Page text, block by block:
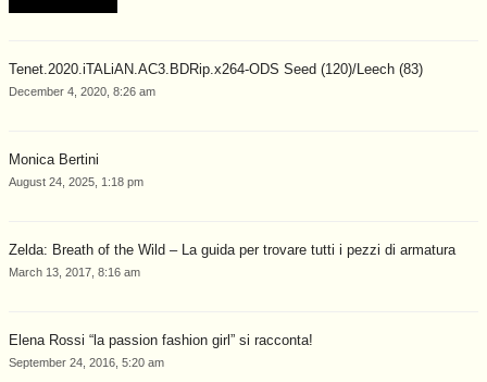
Tenet.2020.iTALiAN.AC3.BDRip.x264-ODS Seed (120)/Leech (83)
December 4, 2020, 8:26 am
Monica Bertini
August 24, 2025, 1:18 pm
Zelda: Breath of the Wild – La guida per trovare tutti i pezzi di armatura
March 13, 2017, 8:16 am
Elena Rossi “la passion fashion girl” si racconta!
September 24, 2016, 5:20 am